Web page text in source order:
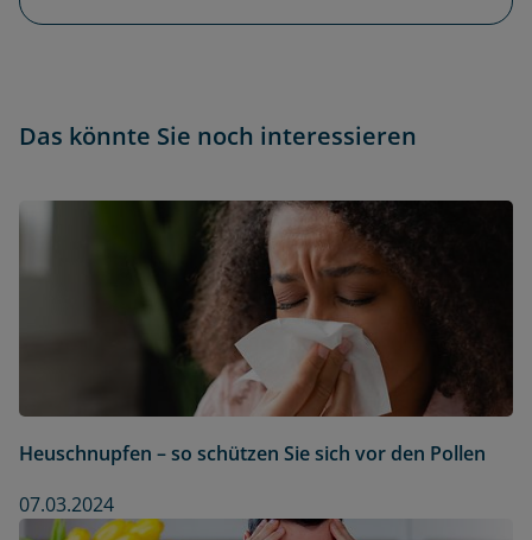
Das könnte Sie noch interessieren
Heuschnupfen – so schützen Sie sich vor den Pollen
07.03.2024